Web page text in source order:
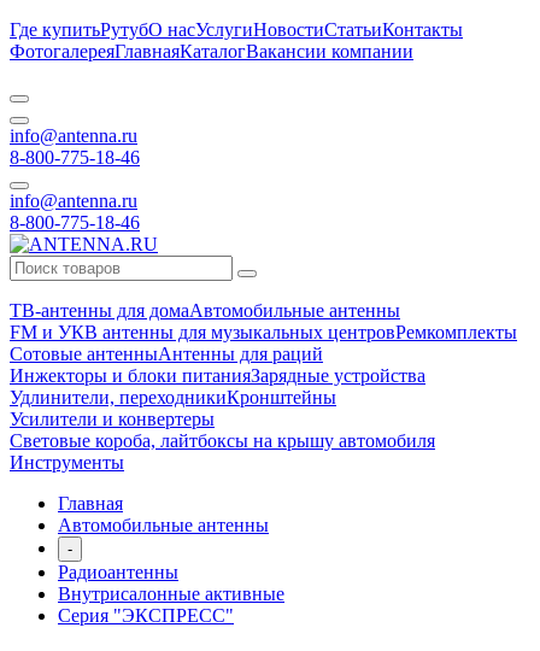
Где купитьРутубО насУслугиНовостиСтатьиКонтакты
ФотогалереяГлавнаяКаталогВакансии компании
info@antenna.ru
8-800-775-18-46
info@antenna.ru
8-800-775-18-46
ТВ-антенны для домаАвтомобильные антенны
FM и УКВ антенны для музыкальных центровРемкомплекты
Сотовые антенныАнтенны для раций
Инжекторы и блоки питанияЗарядные устройства
Удлинители, переходникиКронштейны
Усилители и конвертеры
Световые короба, лайтбоксы на крышу автомобиля
Инструменты
Главная
Автомобильные антенны
-
Радиоантенны
Внутрисалонные активные
Серия "ЭКСПРЕСС"